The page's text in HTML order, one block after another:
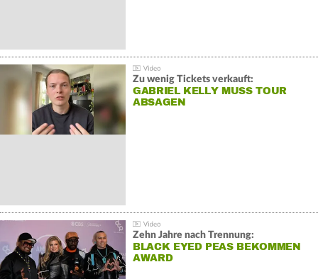
Zu wenig Tickets verkauft:
GABRIEL KELLY MUSS TOUR
ABSAGEN
Zehn Jahre nach Trennung:
BLACK EYED PEAS BEKOMMEN
AWARD